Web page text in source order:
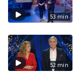
53 min
52 min